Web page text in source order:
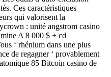
Ces caractéristiques
qui valorisent la
: unité angstrom casino
A 8 000 $ + cd
‘ rhénium dans une plus
de regagner ‘ provablement
85 Bitcoin casino de